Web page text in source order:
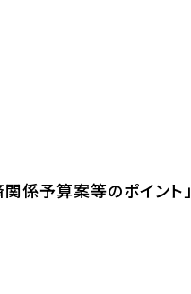
係予算案等のポイント」